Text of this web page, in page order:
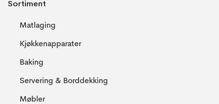
Sortiment
Matlaging
Kjøkkenapparater
Baking
Servering & Borddekking
Møbler